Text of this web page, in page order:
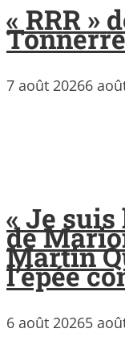
« RRR »
7 août 20266
« Je
de
Martin
l’épée
6 août 20265